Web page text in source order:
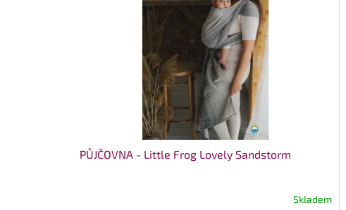
PŮJČOVNA - Little Frog Lovely Sandstorm
Skladem